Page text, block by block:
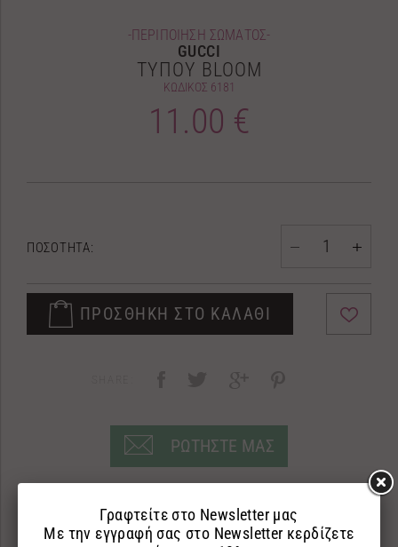
-ΠΕΡΙΠΟΙΗΣΗ ΣΩΜΑΤΟΣ-
GUCCI
ΤΥΠΟΥ BLOOM
ΚΩΔΙΚΟΣ 6181
11.00 €
ΠΟΣΟΤΗΤΑ:
ΠΡΟΣΘΗΚΗ ΣΤΟ ΚΑΛΑΘΙ
ΡΩΤΗΣΤΕ ΜΑΣ
ΕΠΙΣΤΡΟΦΕΣ